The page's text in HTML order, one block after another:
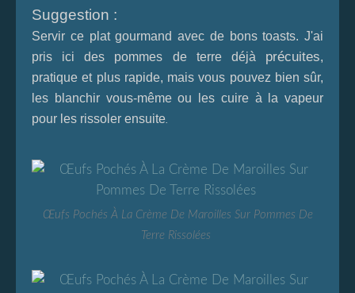
Suggestion :
Servir ce plat gourmand avec de bons toasts. J'ai
pris ici des pommes de terre déjà précuites,
pratique et plus rapide, mais vous pouvez bien sûr,
les blanchir vous-même ou les cuire à la vapeur
pour les rissoler ensuite.
Œufs Pochés À La Crème De Maroilles Sur Pommes De
Terre Rissolées